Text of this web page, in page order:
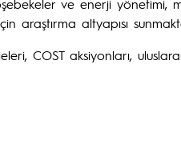
ve enerji yönetimi,
araştırma altyapısı
COST aksiyonları,